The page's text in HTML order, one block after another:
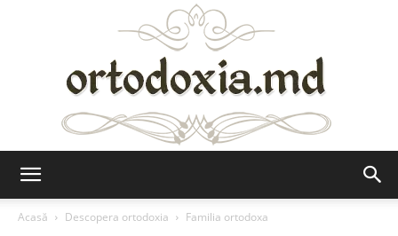
Acasă
Descopera ortodoxia Familia ortodoxa